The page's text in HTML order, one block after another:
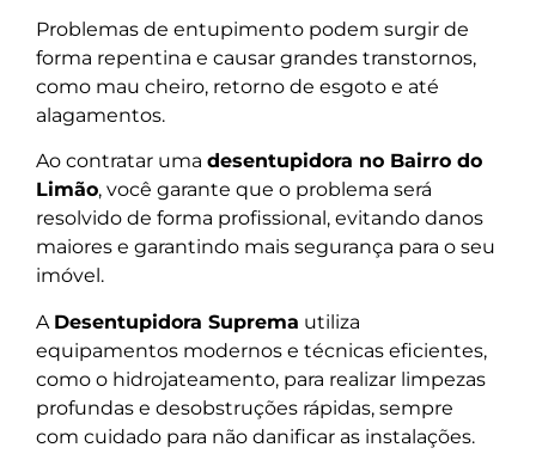
Problemas de entupimento podem surgir de
forma repentina e causar grandes transtornos,
como mau cheiro, retorno de esgoto e até
alagamentos.
Ao contratar uma desentupidora no Bairro do
Limão, você garante que o problema será
resolvido de forma profissional, evitando danos
maiores e garantindo mais segurança para o seu
imóvel.
A Desentupidora Suprema utiliza
equipamentos modernos e técnicas eficientes,
como o hidrojateamento, para realizar limpezas
profundas e desobstruções rápidas, sempre
com cuidado para não danificar as instalações.